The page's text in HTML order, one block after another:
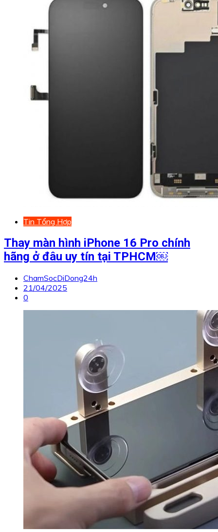
Tin Tổng Hợp
Thay màn hình iPhone 16 Pro chính
hãng ở đâu uy tín tại TPHCM￼
ChamSocDiDong24h
21/04/2025
0